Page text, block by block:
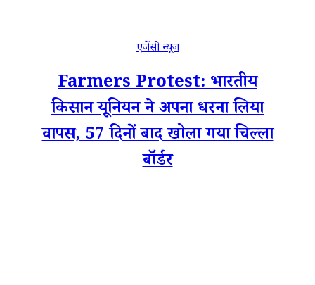
एजेंसी न्यूज
Farmers Protest: भारतीय
किसान यूनियन ने अपना धरना लिया
वापस, 57 दिनों बाद खोला गया चिल्ला
बॉर्डर